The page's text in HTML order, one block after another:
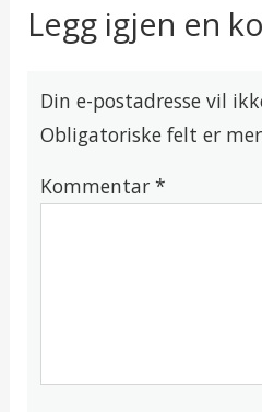
Legg igjen en
Din e-postadresse vil
Obligatoriske felt er
Kommentar *